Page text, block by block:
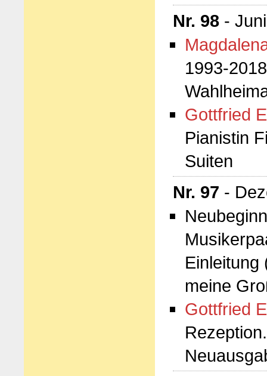
Nr. 98 -
1993-
Gottfried
Pianistin
Suiten
Nr. 97 -
Einleitung
meine
Gottfried